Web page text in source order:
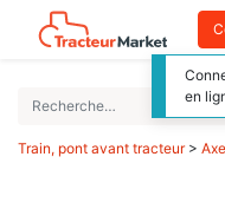
Train, pont avant tracteur>
en